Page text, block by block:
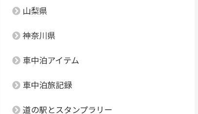
山梨県
神奈川県
車中泊アイテム
車中泊旅記録
道の駅とスタンプラリー